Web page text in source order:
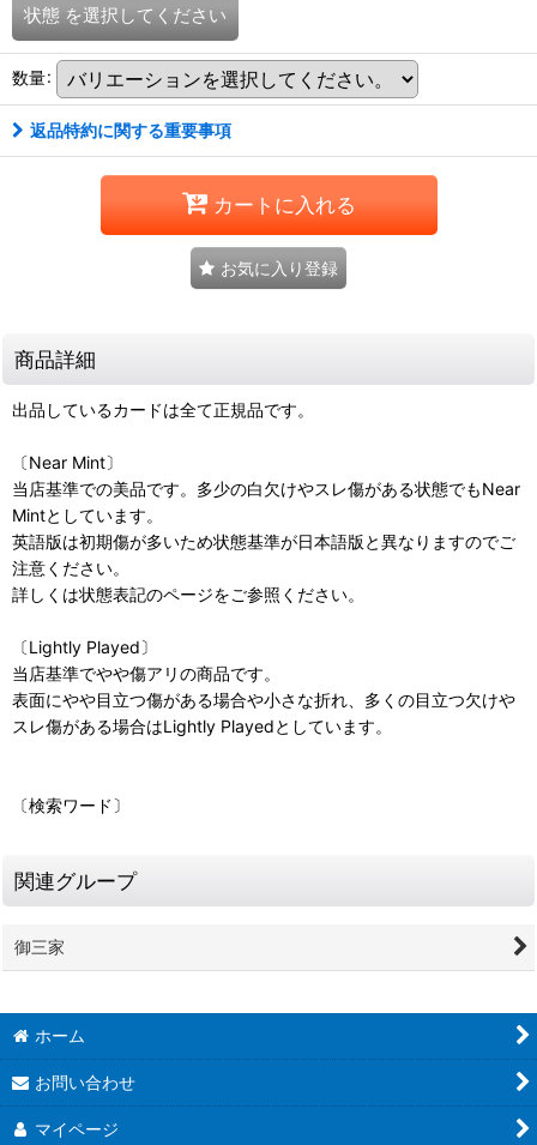
状態 を選択してください
数量:
返品特約に関する重要事項
カートに入れる
お気に入り登録
商品詳細
出品しているカードは全て正規品です。
〔Near Mint〕
当店基準での美品です。多少の白欠けやスレ傷がある状態でもNear
Mintとしています。
英語版は初期傷が多いため状態基準が日本語版と異なりますのでご
注意ください。
詳しくは状態表記のページをご参照ください。
〔Lightly Played〕
当店基準でやや傷アリの商品です。
表面にやや目立つ傷がある場合や小さな折れ、多くの目立つ欠けや
スレ傷がある場合はLightly Playedとしています。
〔検索ワード〕
関連グループ
御三家
ホーム
お問い合わせ
マイページ